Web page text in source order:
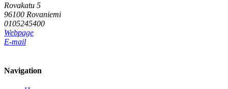
Rovakatu 5
96100 Rovaniemi
0105245400
Webpage
E-mail
Navigation